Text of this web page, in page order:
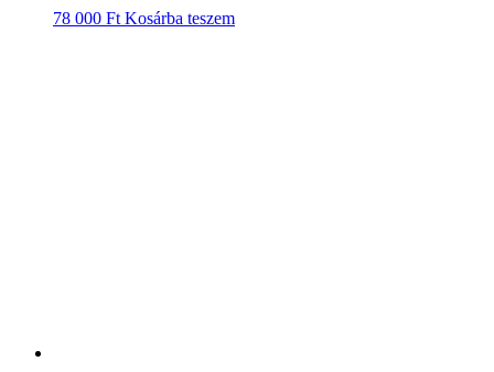
78 000 Ft Kosárba teszem